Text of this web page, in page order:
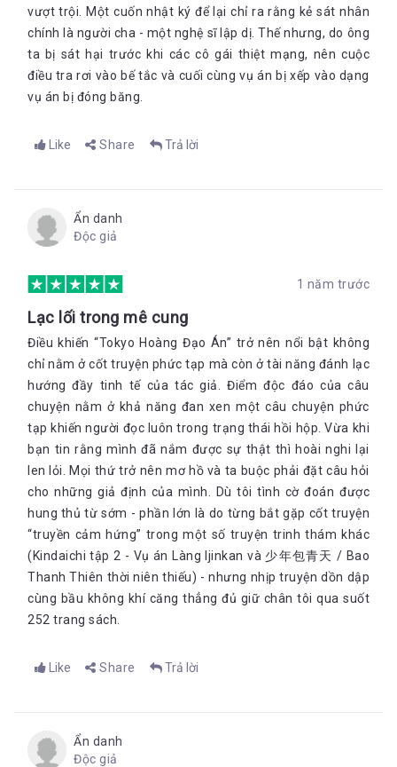
vượt trội. Một cuốn nhật ký để lại chỉ ra rằng kẻ sát nhân
chính là người cha - một nghệ sĩ lập dị. Thế nhưng, do ông
ta bị sát hại trước khi các cô gái thiệt mạng, nên cuộc
điều tra rơi vào bế tắc và cuối cùng vụ án bị xếp vào dạng
vụ án bị đóng băng.
Like Share Trả lời
Ẩn danh
Độc giả
1 năm trước
Lạc lối trong mê cung
Điều khiến “Tokyo Hoàng Đạo Án” trở nên nổi bật không
chỉ nằm ở cốt truyện phức tạp mà còn ở tài năng đánh lạc
hướng đầy tinh tế của tác giả. Điểm độc đáo của câu
chuyện nằm ở khả năng đan xen một câu chuyện phức
tạp khiến người đọc luôn trong trạng thái hồi hộp. Vừa khi
bạn tin rằng mình đã nắm được sự thật thì hoài nghi lại
len lỏi. Mọi thứ trở nên mơ hồ và ta buộc phải đặt câu hỏi
cho những giả định của mình. Dù tôi tình cờ đoán được
hung thủ từ sớm - phần lớn là do từng bắt gặp cốt truyện
“truyền cảm hứng” trong một số truyện trinh thám khác
(Kindaichi tập 2 - Vụ án Làng Ijinkan và 少年包青天 / Bao
Thanh Thiên thời niên thiếu) - nhưng nhịp truyện dồn dập
cùng bầu không khí căng thẳng đủ giữ chân tôi qua suốt
252 trang sách.
Like Share Trả lời
Ẩn danh
Độc giả